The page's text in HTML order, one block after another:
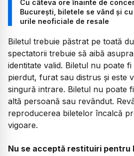
Cu câteva ore înainte de
București, biletele se vând și
urile neoficiale de resale
Biletul trebuie păstrat pe toată
spectatorii trebuie să aibă
identitate valid. Biletul nu poate
pierdut, furat sau distrus și este
singură intrare. Biletul nu poate
altă persoană sau revândut.
reproducerea biletelor încalcă
vigoare.
Nu se acceptă restituiri pentru